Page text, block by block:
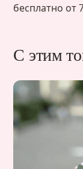
бесплатно от
С этим